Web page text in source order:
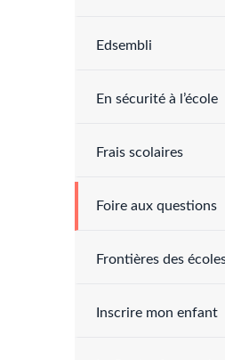
Edsembli
En sécurité à l’école
Frais scolaires
Foire aux questions
Frontières des
Inscrire mon enfant